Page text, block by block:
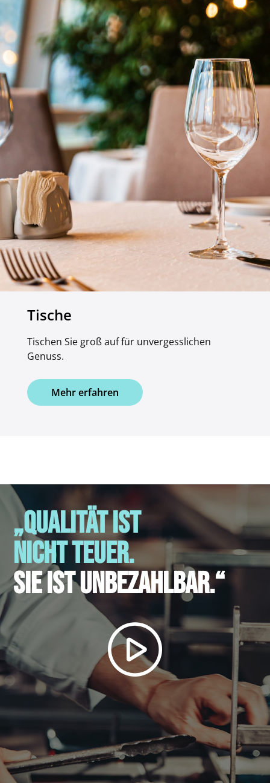
Tische
Tischen Sie groß auf für unvergesslichen
Genuss.
Mehr erfahren
„Qualität ist
nicht teuer.
Sie ist unbezahlbar.“